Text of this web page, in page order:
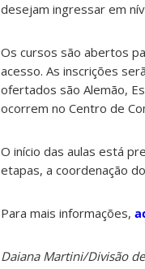
desejam ingressar em
Os cursos são abertos
acesso. As inscrições
ofertados são Alemão,
ocorrem no Centro de
O início das aulas está
etapas, a coordenação
Para mais informações,
Daiana Martini/Divisão